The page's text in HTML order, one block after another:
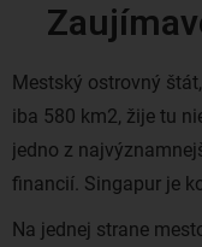
Mestský ostrovný
iba 580 km2, žije tu
jedno z
financií. Singapur je
Na jednej strane